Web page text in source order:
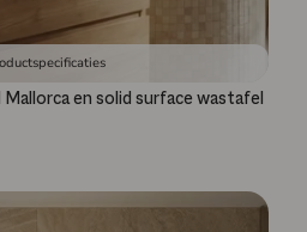
en solid surface wastafel